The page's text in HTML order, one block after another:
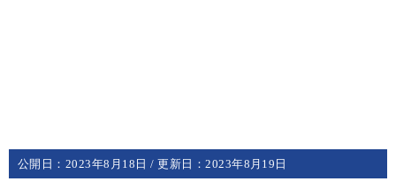
公開日： 2023年8月18日 / 更新日：2023年8月19日